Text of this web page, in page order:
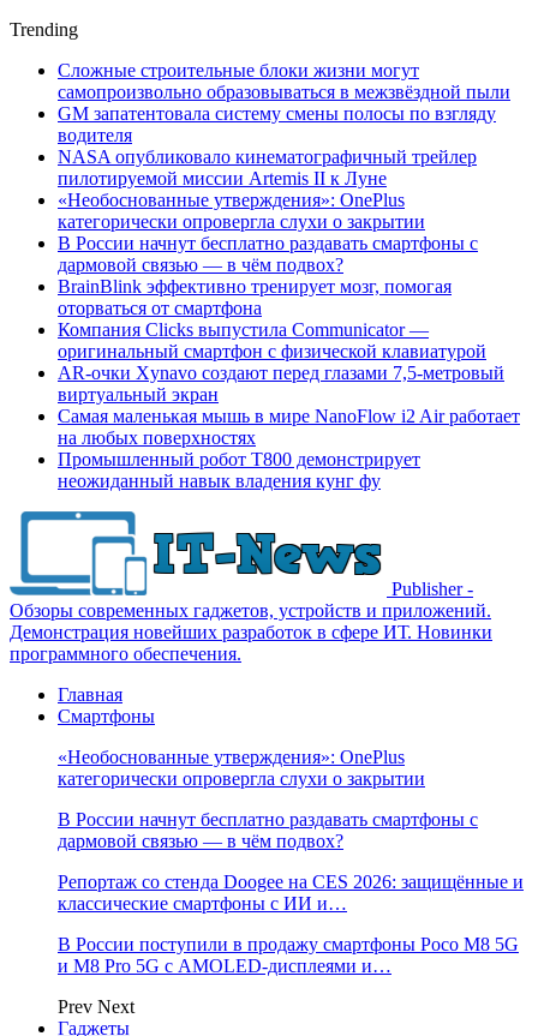
Trending
Сложные строительные блоки жизни могут
самопроизвольно образовываться в межзвёздной пыли
GM запатентовала систему смены полосы по взгляду
водителя
NASA опубликовало кинематографичный трейлер
пилотируемой миссии Artemis II к Луне
«Необоснованные утверждения»: OnePlus
категорически опровергла слухи о закрытии
В России начнут бесплатно раздавать смартфоны с
дармовой связью — в чём подвох?
BrainBlink эффективно тренирует мозг, помогая
оторваться от смартфона
Компания Clicks выпустила Communicator —
оригинальный смартфон с физической клавиатурой
AR-очки Xynavo создают перед глазами 7,5-метровый
виртуальный экран
Самая маленькая мышь в мире NanoFlow i2 Air работает
на любых поверхностях
Промышленный робот Т800 демонстрирует
неожиданный навык владения кунг фу
Publisher -
Обзоры современных гаджетов, устройств и приложений.
Демонстрация новейших разработок в сфере ИТ. Новинки
программного обеспечения.
Главная
Смартфоны
«Необоснованные утверждения»: OnePlus
категорически опровергла слухи о закрытии
В России начнут бесплатно раздавать смартфоны с
дармовой связью — в чём подвох?
Репортаж со стенда Doogee на CES 2026: защищённые и
классические смартфоны с ИИ и…
В России поступили в продажу смартфоны Poco M8 5G
и M8 Pro 5G с AMOLED-дисплеями и…
Prev Next
Гаджеты